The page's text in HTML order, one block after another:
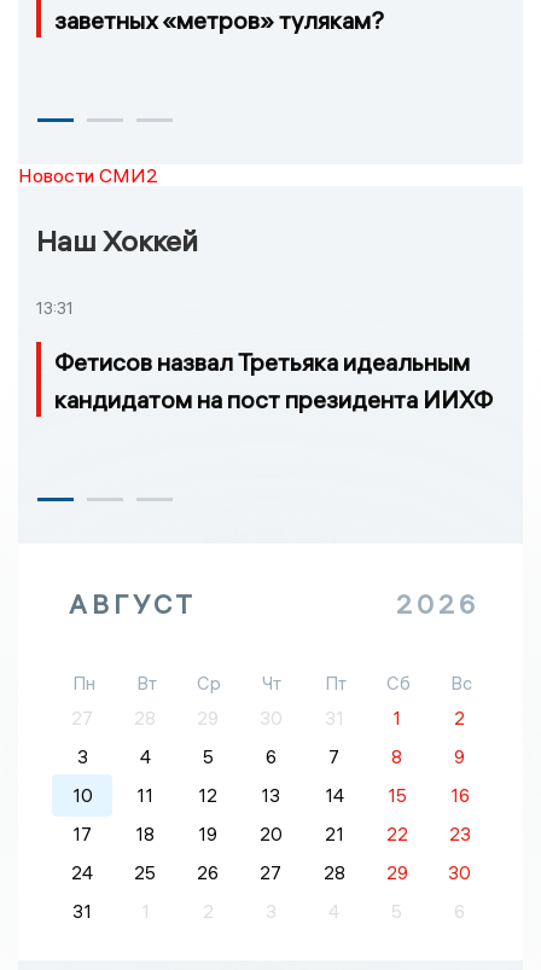
заветных «метров» тулякам?
Новости СМИ2
Наш Хоккей
13:31
Фетисов назвал Третьяка идеальным
кандидатом на пост президента ИИХФ
АВГУСТ 2026
Пн Вт Ср Чт Пт Сб
Вс
27
28 29 30 31 1
2
3
4 5 6 7 8
9
10
11 12 13 14 15
16
17
18 19 20 21 22
23
24
25 26 27 28 29
30
31
1 2 3 4 5 6